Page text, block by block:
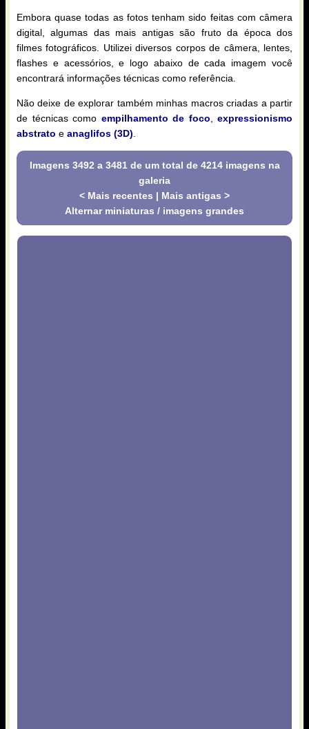
Embora quase todas as fotos tenham sido feitas com câmera
digital, algumas das mais antigas são fruto da época dos
filmes fotográficos. Utilizei diversos corpos de câmera, lentes,
flashes e acessórios, e logo abaixo de cada imagem você
encontrará informações técnicas como referência.
Não deixe de explorar também minhas macros criadas a partir
de técnicas como empilhamento de foco
expressionismo
abstrato e anaglifos (3D)
Imagens 3492 a 3481 de um total de 4214 imagens na
galeria
< Mais recentes | Mais antigas >
Alternar miniaturas / imagens grandes